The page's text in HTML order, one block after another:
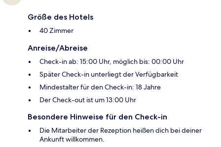
Größe des Hotels
40 Zimmer
Anreise/Abreise
Check-in ab: 15:00 Uhr, möglich bis: 00:00 Uhr
Später Check-in unterliegt der Verfügbarkeit
Mindestalter für den Check-in: 18 Jahre
Der Check-out ist um 13:00 Uhr
Besondere Hinweise für den Check-in
Die Mitarbeiter der Rezeption heißen dich bei deiner
Ankunft willkommen.